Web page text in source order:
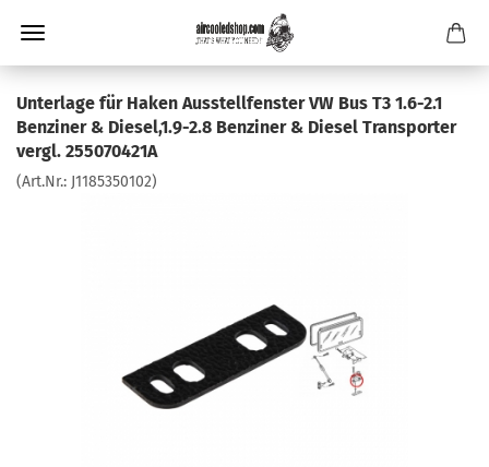
Unterlage für Haken Ausstellfenster VW Bus T3 1.6-2.1
Benziner & Diesel,1.9-2.8 Benziner & Diesel Transporter
vergl. 255070421A
(Art.Nr.: J1185350102)